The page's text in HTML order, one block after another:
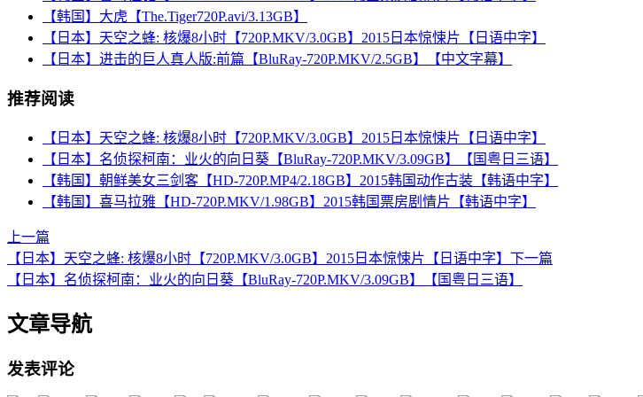
【韩国】大虎【The.Tiger720P.avi/3.13GB】
【日本】天空之蜂: 核爆8小时【720P.MKV/3.0GB】2015日本惊悚片【日语中字】
【日本】进击的巨人真人版:前篇【BluRay-720P.MKV/2.5GB】【中文字幕】
推荐阅读
【日本】天空之蜂: 核爆8小时【720P.MKV/3.0GB】2015日本惊悚片【日语中字】
【日本】名侦探柯南：业火的向日葵【BluRay-720P.MKV/3.09GB】【国粤日三语】
【韩国】朝鲜美女三剑客【HD-720P.MP4/2.18GB】2015韩国动作古装【韩语中字】
【韩国】喜马拉雅【HD-720P.MKV/1.98GB】2015韩国票房剧情片【韩语中字】
上一篇
【日本】天空之蜂: 核爆8小时【720P.MKV/3.0GB】2015日本惊悚片【日语中字】 下一篇
【日本】名侦探柯南：业火的向日葵【BluRay-720P.MKV/3.09GB】【国粤日三语】
文章导航
发表评论